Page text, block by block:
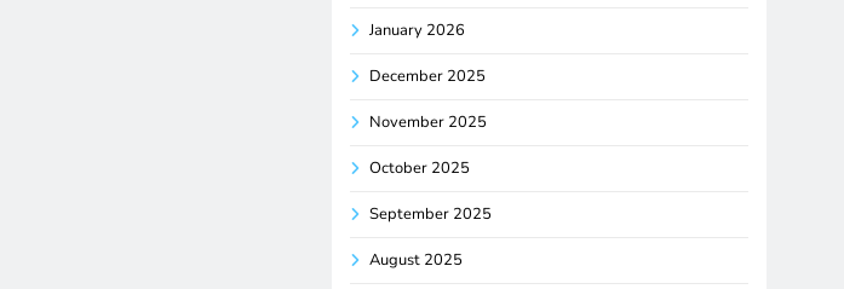
January 2026
December 2025
November 2025
October 2025
September 2025
August 2025